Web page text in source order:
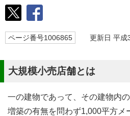
ページ番号1006865 更新日 平成
大規模小売店舗とは
一の建物であって、その建物内
増築の有無を問わず1,000平方メ